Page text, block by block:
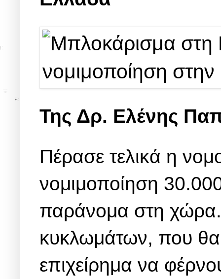
Της Δρ. Ελένης
Πέρασε τελικά η
νομιμοποίηση
παράνομα στη
κυκλωμάτων, που
επιχείρημα να